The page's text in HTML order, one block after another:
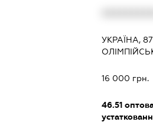
УКРАЇНА,
16 000 грн.
46.51